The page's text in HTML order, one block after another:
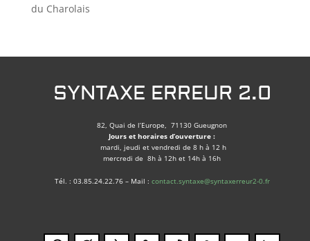
du Charolais
SYNTAXE ERREUR 2.0
82, Quai de l’Europe, 71130 Gueugnon
Jours et horaires d’ouverture :
mardi, jeudi et vendredi de 8 h à 12 h
mercredi de 8h à 12h et 14h à 16h
Tél. : 03.85.24.22.76 – Mail : contact.syntaxe@syntaxerreur2-0.fr